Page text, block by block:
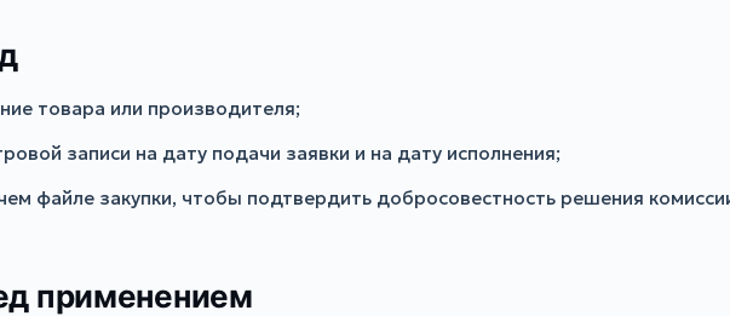
товара или производителя;
записи на дату подачи заявки и на дату исполнения;
файле закупки, чтобы подтвердить добросовестность решения
применением